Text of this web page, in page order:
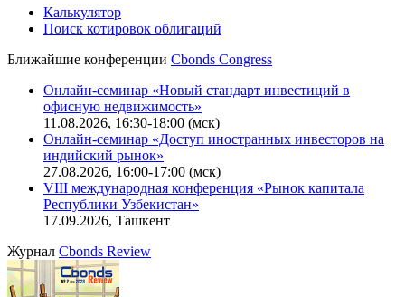
IT-аккредитация
Поиск котировок облигаций
Ближайшие конференцииCbonds Congress
Онлайн-семинар «Новый стандарт инвестиций в
офисную недвижимость»
11.08.2026, 16:30-18:00 (мск)
Онлайн-семинар «Доступ иностранных инвесторов на
индийский рынок»
VIII международная конференция «Рынок капитала
Республики Узбекистан»
17.09.2026, Ташкент